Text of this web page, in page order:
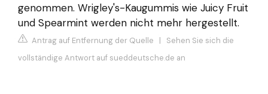
genommen. Wrigley's-Kaugummis wie Juicy Fruit
und Spearmint werden nicht mehr hergestellt.
Antrag auf Entfernung der Quelle | Sehen Sie sich die
vollständige Antwort auf sueddeutsche.de an